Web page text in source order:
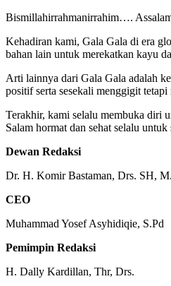
Bismillahirrahmanirrahim….
Kehadiran kami, Gala Gala di era
bahan lain untuk merekatkan kayu
Arti lainnya dari Gala Gala adalah
positif serta sesekali menggigit
Terakhir, kami selalu membuka diri
Salam hormat dan sehat selalu
Dewan Redaksi
Dr. H. Komir Bastaman, Drs. SH,
CEO
Muhammad Yosef Asyhidiqie, S.Pd
Pemimpin Redaksi
H. Dally Kardillan, Thr, Drs.